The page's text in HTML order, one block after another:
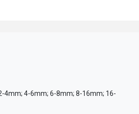
4mm; 4-6mm; 6-8mm; 8-16mm; 16-